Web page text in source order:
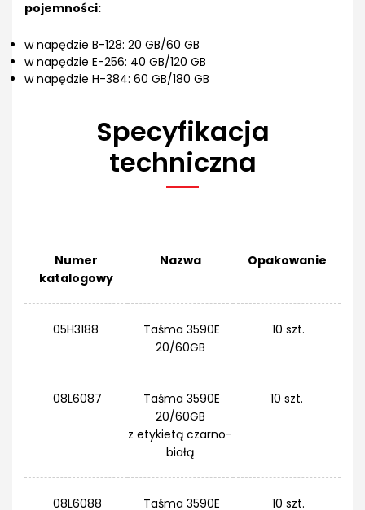
pojemności:
w napędzie B-128: 20 GB/60 GB
w napędzie E-256: 40 GB/120 GB
w napędzie H-384: 60 GB/180 GB
Specyfikacja
techniczna
Numer
katalogowy
Nazwa Opakowanie
05H3188
Taśma 3590E
20/60GB
10 szt.
08L6087
Taśma 3590E
20/60GB
z etykietą czarno-
białą
10 szt.
08L6088
Taśma 3590E
10 szt.